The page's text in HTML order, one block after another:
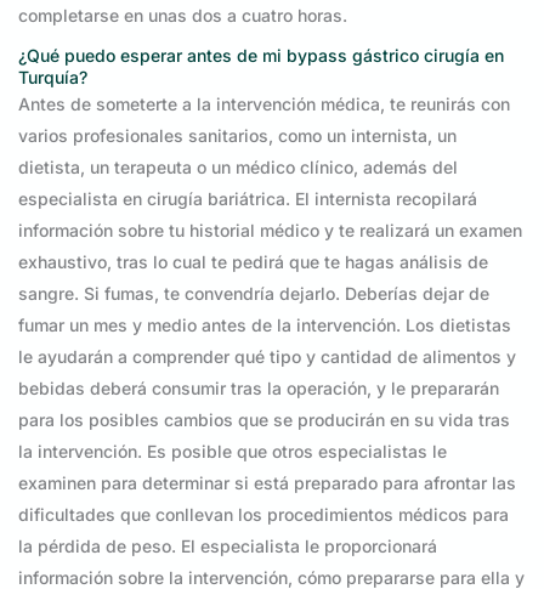
completarse en unas dos a cuatro horas.
¿Qué puedo esperar antes de mi bypass gástrico cirugía en
Turquía?
Antes de someterte a la intervención médica, te reunirás con
varios profesionales sanitarios, como un internista, un
dietista, un terapeuta o un médico clínico, además del
especialista en cirugía bariátrica. El internista recopilará
información sobre tu historial médico y te realizará un examen
exhaustivo, tras lo cual te pedirá que te hagas análisis de
sangre. Si fumas, te convendría dejarlo. Deberías dejar de
fumar un mes y medio antes de la intervención. Los dietistas
le ayudarán a comprender qué tipo y cantidad de alimentos y
bebidas deberá consumir tras la operación, y le prepararán
para los posibles cambios que se producirán en su vida tras
la intervención. Es posible que otros especialistas le
examinen para determinar si está preparado para afrontar las
dificultades que conllevan los procedimientos médicos para
la pérdida de peso. El especialista le proporcionará
información sobre la intervención, cómo prepararse para ella y